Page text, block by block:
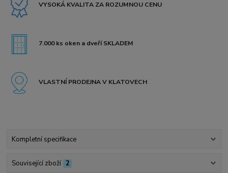
VYSOKÁ KVALITA ZA ROZUMNOU CENU
7.000 ks oken a dveří SKLADEM
VLASTNÍ PRODEJNA V KLATOVECH
Kompletní specifikace
Související zboží 2